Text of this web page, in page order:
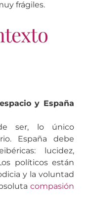
frágiles.
y España
ser, lo único
España debe
lucidez,
políticos están
y la voluntad
compasión